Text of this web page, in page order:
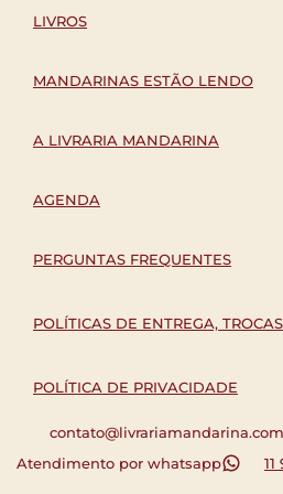
LIVROS
MANDARINAS ESTÃO LENDO
A LIVRARIA MANDARINA
AGENDA
PERGUNTAS FREQUENTES
POLÍTICAS DE ENTREGA,
POLÍTICA DE PRIVACIDADE
Atendimento por whatsapp
11